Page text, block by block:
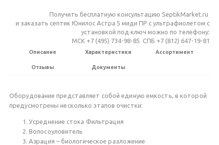
Получить бесплатную консультацию SeptikMarket.ru
и заказать септик Юнилос Астра 5 миди ПР с ультрафиолетом c
установкой под ключ можно по телефону:
МСК +7 (495) 734-98-85 СПБ +7 (812) 647-19-81
Описание Характеристики Ассортимент
Отзывы Документы
Оборудование представляет собой единую емкость, в которой
предусмотрены несколько этапов очистки:
Усреднение стока Фильтрация
Волосоуловитель
Аэрация – биологическое разложение